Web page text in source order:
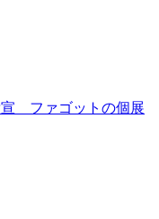
ファゴットの個展